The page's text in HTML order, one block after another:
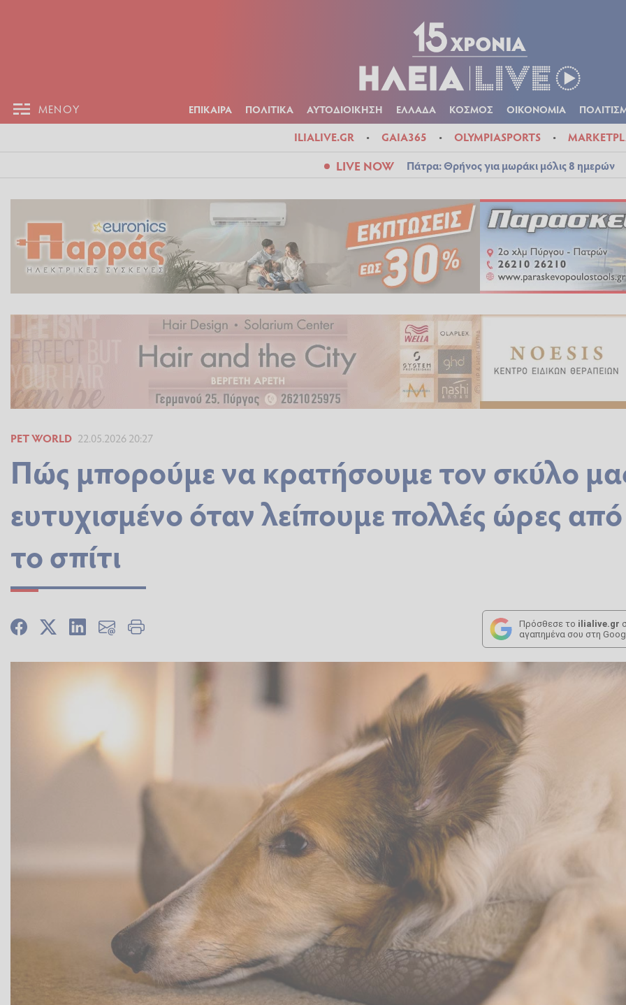
ΜΕΝΟΥ ΕΠΙΚΑΙΡΑ ΠΟΛΙΤΙΚΑ ΑΥΤΟΔΙΟΙΚΗΣΗ ΕΛΛΑΔΑ ΚΟΣΜΟΣ ΟΙΚΟΝΟΜΙΑ
ILIALIVE.GR GAIA365 OLYMPIASPORTS
LIVE NOW Πάτρα: Θρήνος για μωράκι μόλις 8 ημερών
PET WORLD 22.05.2026 20:27
Πώς μπορούμε να κρατήσουμε τον σκύλο
ευτυχισμένο όταν λείπουμε πολλές ώρες από
το σπίτι
Πρόσθεσε το ilialive.gr
αγαπημένα σου στη